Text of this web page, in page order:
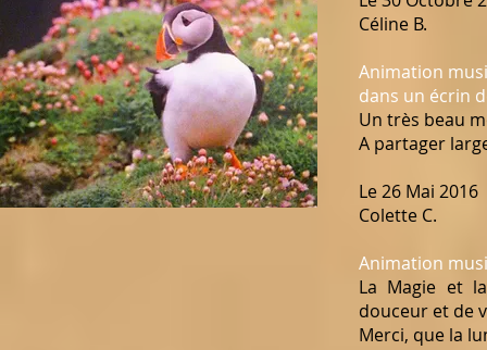
Céline B.
Animation
dans un écrin
Un très beau
A partager
Le 26 Mai 2016
Colette C.
Animation
La Magie et
douceur et de
Merci, que la